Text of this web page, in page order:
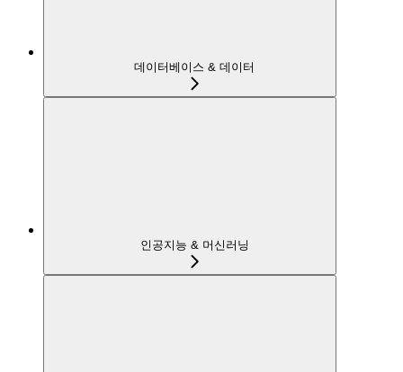
데이터베이스 & 데이터
인공지능 & 머신러닝